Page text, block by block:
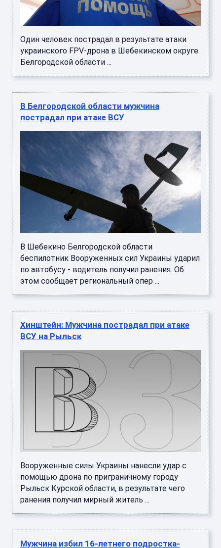
Один человек пострадал в результате атаки
украинского FPV-дрона в Шебекинском округе
Белгородской области ...
В Белгородской области мужчина
пострадал при атаке ВСУ
В Шебекино Белгородской области
беспилотник Вооруженных сил Украины ударил
по автобусу - водитель получил ранения. Об
этом сообщает региональный опер ...
Хинштейн: Мужчина пострадал при атаке
ВСУ на Рыльск
Вооруженные силы Украины нанесли удар с
помощью дрона по приграничному городу
Рыльск Курской области, в результате чего
ранения получил мирный житель ...
Мужчина избил 16-летнего подростка-